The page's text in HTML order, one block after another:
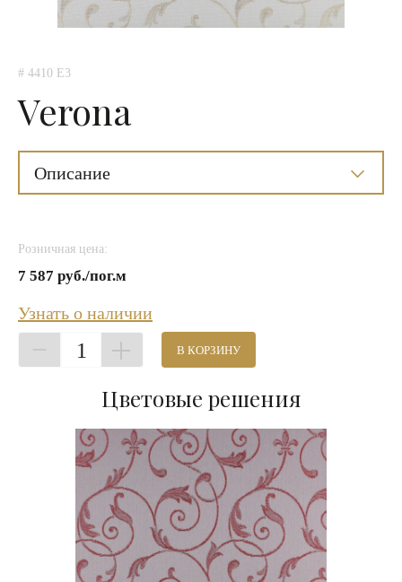
# 4410 E3
Verona
Описание
Розничная цена:
7 587 руб./пог.м
Узнать о наличии
1 В КОРЗИНУ
Цветовые решения